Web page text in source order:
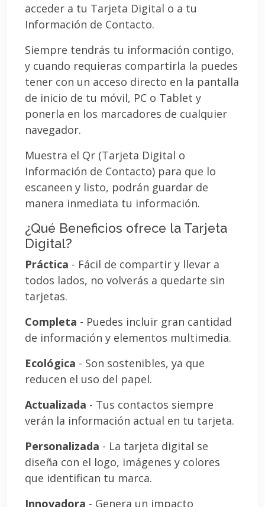
acceder a tu Tarjeta Digital o a tu
Información de Contacto.
Siempre tendrás tu información contigo,
y cuando requieras compartirla la puedes
tener con un acceso directo en la pantalla
de inicio de tu móvil, PC o Tablet y
ponerla en los marcadores de cualquier
navegador.
Muestra el Qr (Tarjeta Digital o
Información de Contacto) para que lo
escaneen y listo, podrán guardar de
manera inmediata tu información.
¿Qué Beneficios ofrece la Tarjeta
Digital?
Práctica - Fácil de compartir y llevar a
todos lados, no volverás a quedarte sin
tarjetas.
Completa - Puedes incluir gran cantidad
de información y elementos multimedia.
Ecológica - Son sostenibles, ya que
reducen el uso del papel.
Actualizada - Tus contactos siempre
verán la información actual en tu tarjeta.
Personalizada - La tarjeta digital se
diseña con el logo, imágenes y colores
que identifican tu marca.
Innovadora - Genera un impacto